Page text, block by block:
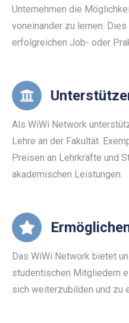
Unternehmen die
voneinander zu lernen.
erfolgreichen Job- oder
Als WiWi Network
Lehre an der Fakultät.
Preisen an Lehrkräfte und
akademischen Leistungen.
Das WiWi Network bietet
studentischen Mitgliedern
sich weiterzubilden und zu